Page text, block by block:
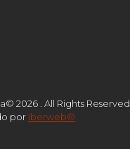
2026 . All Rights Reserved.
por Iberweb®